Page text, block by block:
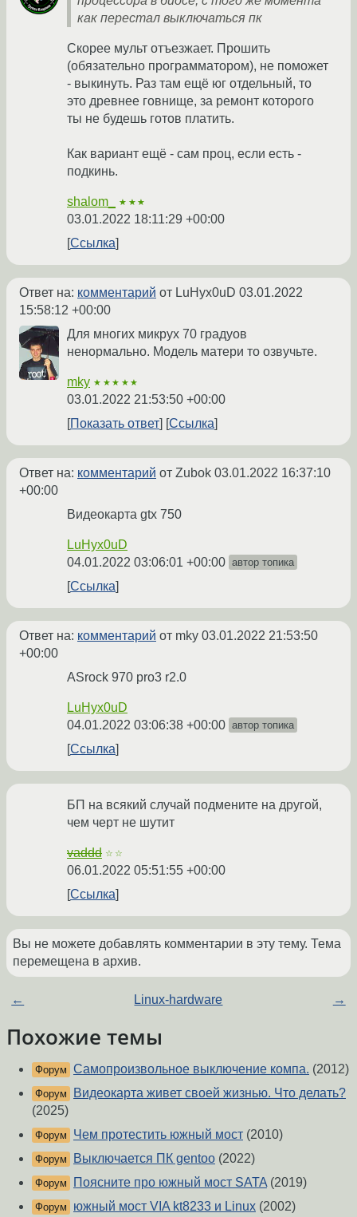
как перестал выключаться пк
Скорее мульт отъезжает. Прошить
(обязательно программатором), не поможет
- выкинуть. Раз там ещё юг отдельный, то
это древнее говнище, за ремонт которого
ты не будешь готов платить.
Как вариант ещё - сам проц, если есть -
подкинь.
shalom_ ★★★
03.01.2022 18:11:29 +00:00
Ссылка
Ответ на: комментарий от LuHyx0uD 03.01.2022
15:58:12 +00:00
Для многих микрух 70 градуов
ненормально. Модель матери то озвучьте.
mky ★★★★★
03.01.2022 21:53:50 +00:00
Показать ответ
Ссылка
Ответ на: комментарий от Zubok 03.01.2022 16:37:10
+00:00
Видеокарта gtx 750
LuHyx0uD
04.01.2022 03:06:01 +00:00 автор топика
Ссылка
Ответ на: комментарий от mky 03.01.2022 21:53:50
+00:00
ASrock 970 pro3 r2.0
LuHyx0uD
04.01.2022 03:06:38 +00:00 автор топика
Ссылка
БП на всякий случай подмените на другой,
чем черт не шутит
vaddd ☆☆
06.01.2022 05:51:55 +00:00
Ссылка
Вы не можете добавлять комментарии в эту тему. Тема
перемещена в архив.
← Linux-hardware →
Похожие темы
Форум Самопроизвольное выключение компа. (2012)
Форум
Видеокарта живет своей жизнью. Что делать?
(2025)
Форум Чем протестить южный мост (2010)
Форум Выключается ПК gentoo (2022)
Форум Поясните про южный мост SATA (2019)
Форум южный мост VIA kt8233 и Linux (2002)